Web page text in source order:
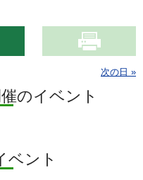
次の日 »
のイベント
ベント